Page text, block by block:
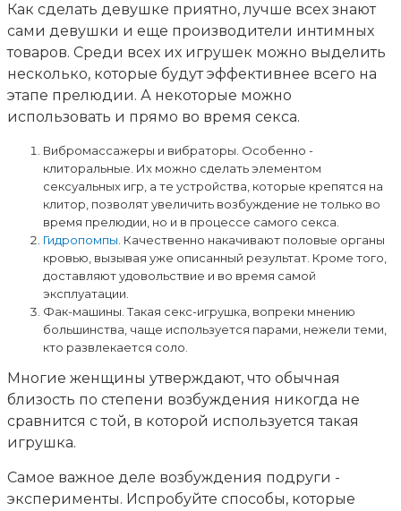
Как сделать девушке приятно, лучше всех знают
сами девушки и еще производители интимных
товаров. Среди всех их игрушек можно выделить
несколько, которые будут эффективнее всего на
этапе прелюдии. А некоторые можно
использовать и прямо во время секса.
Вибромассажеры и вибраторы. Особенно -
клиторальные. Их можно сделать элементом
сексуальных игр, а те устройства, которые крепятся на
клитор, позволят увеличить возбуждение не только во
время прелюдии, но и в процессе самого секса.
Гидропомпы. Качественно накачивают половые органы
кровью, вызывая уже описанный результат. Кроме того,
доставляют удовольствие и во время самой
эксплуатации.
Фак-машины. Такая секс-игрушка, вопреки мнению
большинства, чаще используется парами, нежели теми,
кто развлекается соло.
Многие женщины утверждают, что обычная
близость по степени возбуждения никогда не
сравнится с той, в которой используется такая
игрушка.
Самое важное деле возбуждения подруги -
эксперименты. Испробуйте способы, которые